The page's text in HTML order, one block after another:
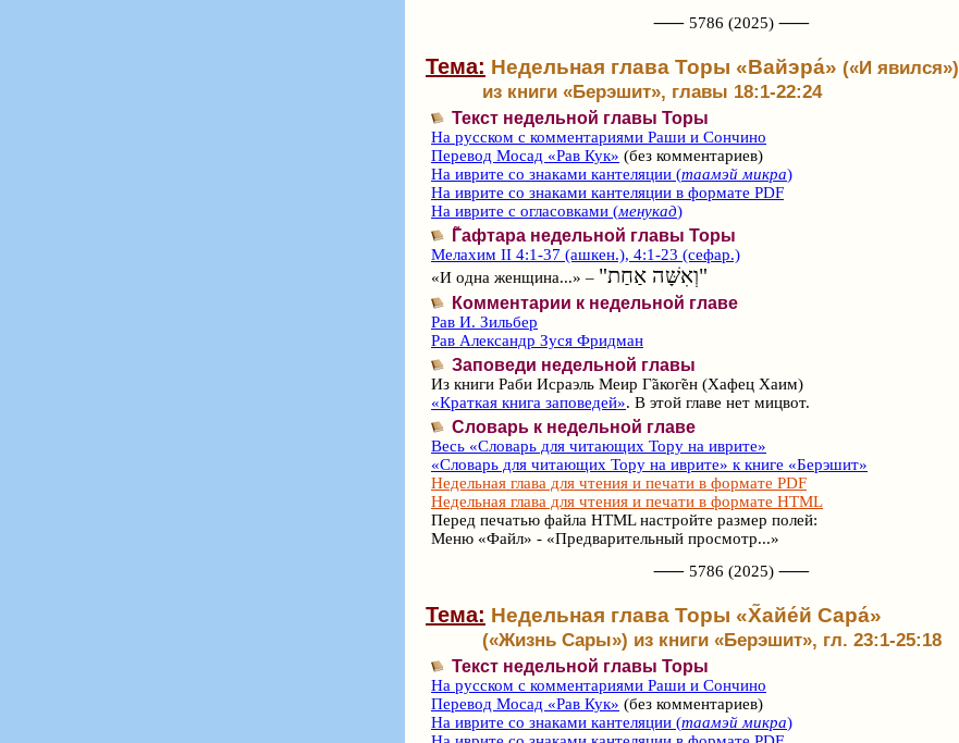
⸺ 5786 (2025) ⸺
Тема: Недельная глава Торы «Вайэра́» («И явился»)
из книги «Берэшит», главы 18:1-22:24
Текст недельной главы Торы
На русском с комментариями Раши и Сончино
Перевод Мосад «Рав Кук» (без комментариев)
На иврите со знаками кантеляции (таамэй микра)
На иврите со знаками кантеляции в формате PDF
На иврите с огласовками (менукад)
Г̃афтара недельной главы Торы
Мелахим II 4:1-37 (ашкен.), 4:1-23 (сефар.)
«И одна женщина...» – "וְאִשָּׁה אַחַת"
Комментарии к недельной главе
Рав И. Зильбер
Рав Александр Зуся Фридман
Заповеди недельной главы
Из книги Раби Исраэль Меир Г̃аког̃ен (Хафец Хаим)
«Краткая книга заповедей». В этой главе нет мицвот.
Словарь к недельной главе
Весь «Словарь для читающих Тору на иврите»
«Словарь для читающих Тору на иврите» к книге «Берэшит»
Недельная глава для чтения и печати в формате PDF
Недельная глава для чтения и печати в формате HTML
Перед печатью файла HTML настройте размер полей:
Меню «Файл» - «Предварительный просмотр...»
⸺ 5786 (2025) ⸺
Тема: Недельная глава Торы «Х̃айе́й Сара́»
(«Жизнь Сары») из книги «Берэшит», гл. 23:1-25:18
Текст недельной главы Торы
На русском с комментариями Раши и Сончино
Перевод Мосад «Рав Кук» (без комментариев)
На иврите со знаками кантеляции (таамэй микра)